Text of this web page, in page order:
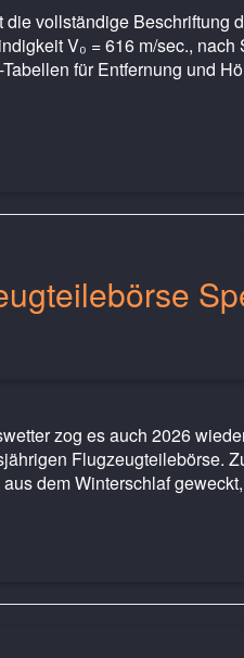
die vollständige Beschriftung
V₀ = 616 m/sec.,
für Entfernung und
zog es auch 2026
Flugzeugteilebörse.
dem Winterschlaf